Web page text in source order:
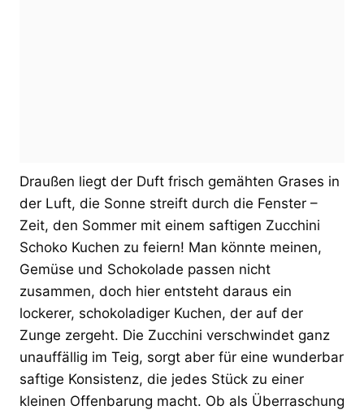
Draußen liegt der Duft frisch gemähten Grases in
der Luft, die Sonne streift durch die Fenster –
Zeit, den Sommer mit einem saftigen Zucchini
Schoko Kuchen zu feiern! Man könnte meinen,
Gemüse und Schokolade passen nicht
zusammen, doch hier entsteht daraus ein
lockerer, schokoladiger Kuchen, der auf der
Zunge zergeht. Die Zucchini verschwindet ganz
unauffällig im Teig, sorgt aber für eine wunderbar
saftige Konsistenz, die jedes Stück zu einer
kleinen Offenbarung macht. Ob als Überraschung